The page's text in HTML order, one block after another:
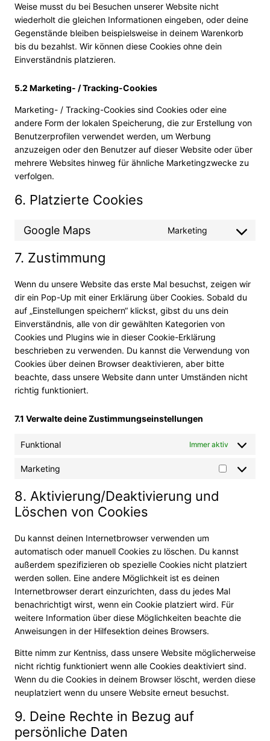
Weise musst du bei Besuchen unserer Website nicht
wiederholt die gleichen Informationen eingeben, oder deine
Gegenstände bleiben beispielsweise in deinem Warenkorb
bis du bezahlst. Wir können diese Cookies ohne dein
Einverständnis platzieren.
5.2 Marketing- / Tracking-Cookies
Marketing- / Tracking-Cookies sind Cookies oder eine
andere Form der lokalen Speicherung, die zur Erstellung von
Benutzerprofilen verwendet werden, um Werbung
anzuzeigen oder den Benutzer auf dieser Website oder über
mehrere Websites hinweg für ähnliche Marketingzwecke zu
verfolgen.
6. Platzierte Cookies
Google Maps Marketing
7. Zustimmung
Wenn du unsere Website das erste Mal besuchst, zeigen wir
dir ein Pop-Up mit einer Erklärung über Cookies. Sobald du
auf „Einstellungen speichern“ klickst, gibst du uns dein
Einverständnis, alle von dir gewählten Kategorien von
Cookies und Plugins wie in dieser Cookie-Erklärung
beschrieben zu verwenden. Du kannst die Verwendung von
Cookies über deinen Browser deaktivieren, aber bitte
beachte, dass unsere Website dann unter Umständen nicht
richtig funktioniert.
7.1 Verwalte deine Zustimmungseinstellungen
Funktional Immer aktiv
Marketing
8. Aktivierung/Deaktivierung und
Löschen von Cookies
Du kannst deinen Internetbrowser verwenden um
automatisch oder manuell Cookies zu löschen. Du kannst
außerdem spezifizieren ob spezielle Cookies nicht platziert
werden sollen. Eine andere Möglichkeit ist es deinen
Internetbrowser derart einzurichten, dass du jedes Mal
benachrichtigt wirst, wenn ein Cookie platziert wird. Für
weitere Information über diese Möglichkeiten beachte die
Anweisungen in der Hilfesektion deines Browsers.
Bitte nimm zur Kentniss, dass unsere Website möglicherweise
nicht richtig funktioniert wenn alle Cookies deaktiviert sind.
Wenn du die Cookies in deinem Browser löscht, werden diese
neuplatziert wenn du unsere Website erneut besuchst.
9. Deine Rechte in Bezug auf
persönliche Daten